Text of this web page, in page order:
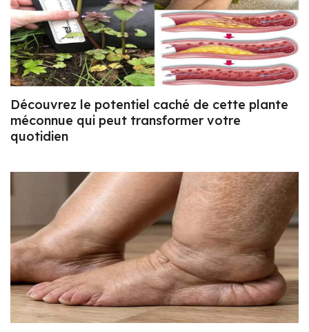
Découvrez le potentiel caché de cette plante
méconnue qui peut transformer votre
quotidien